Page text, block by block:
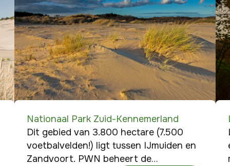
Nationaal Park Zuid-Kennemerland
Dit gebied van 3.800 hectare (7.500
voetbalvelden!) ligt tussen IJmuiden en
Zandvoort. PWN beheert de